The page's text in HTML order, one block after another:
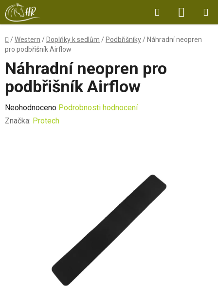
Přejít
na
obsah
Hledat
KOŠÍK
Domů
/Western / Doplňky k sedlům / Podbřišníky / Náhradní neopren
pro podbřišník Airflow
Náhradní neopren pro
podbřišník Airflow
Průměrné
hodnocení
Neohodnoceno Podrobnosti hodnocení
Značka: Protech